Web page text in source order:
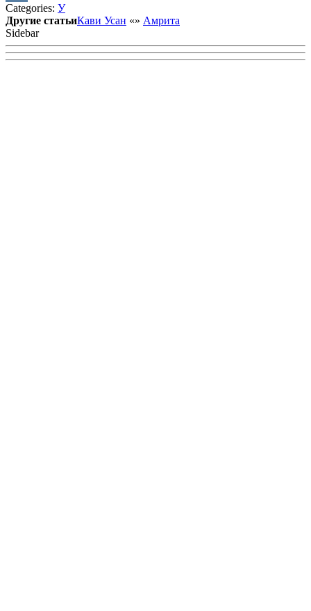
VK
Categories: У
Другие статьиКави Усан «» Амрита
Sidebar